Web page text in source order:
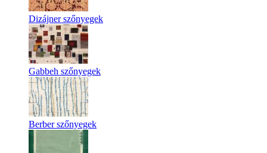
Dizájner szőnyegek
Gabbeh szőnyegek
Berber szőnyegek